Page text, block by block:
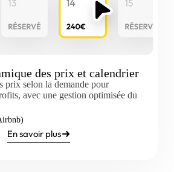
des prix et calendrier
prix selon la demande pour
avec une gestion optimisée du
En savoir plus